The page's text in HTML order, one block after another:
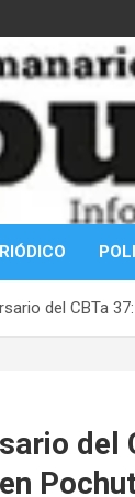
del CBTa
del